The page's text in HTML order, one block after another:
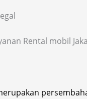
Rental mobil